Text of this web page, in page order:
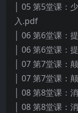
│ 05 第5堂课：
入.pdf
│ 06 第6堂课：
│ 06 第6堂课：
│ 07 第7堂课：
│ 07 第7堂课：
│ 08 第8堂课：
│ 08 第8堂课：